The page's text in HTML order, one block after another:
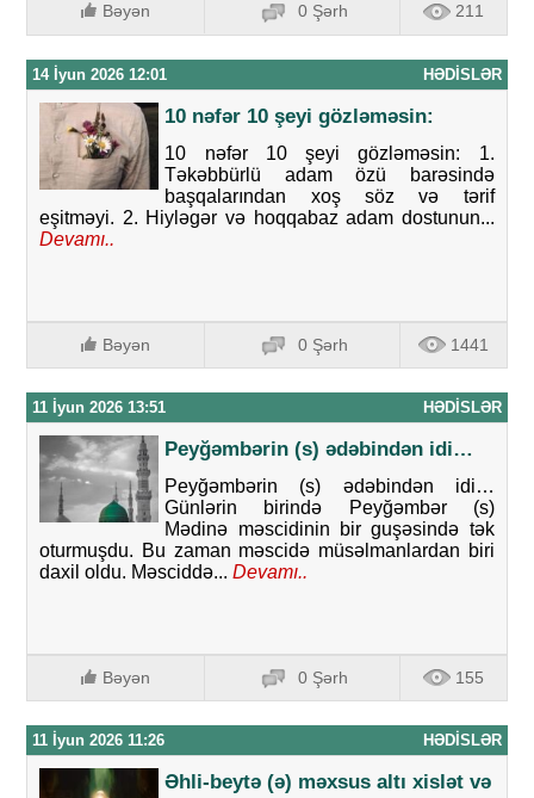
Bəyən 0 Şərh 211
14 İyun 2026 12:01 HƏDISLƏR
10 nəfər 10 şeyi gözləməsin:
10 nəfər 10 şeyi gözləməsin: 1.
Təkəbbürlü adam özü barəsində
başqalarından xoş söz və tərif
eşitməyi. 2. Hiyləgər və hoqqabaz adam dostunun...
Devamı..
Bəyən 0 Şərh 1441
11 İyun 2026 13:51 HƏDISLƏR
Peyğəmbərin (s) ədəbindən idi…
Peyğəmbərin (s) ədəbindən idi…
Günlərin birində Peyğəmbər (s)
Mədinə məscidinin bir guşəsində tək
oturmuşdu. Bu zaman məscidə müsəlmanlardan biri
daxil oldu. Məsciddə... Devamı..
Bəyən 0 Şərh 155
11 İyun 2026 11:26 HƏDISLƏR
Əhli-beytə (ə) məxsus altı xislət və